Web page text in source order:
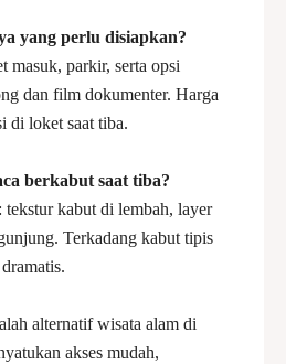
yang perlu disiapkan?
masuk, parkir, serta opsi
dan film dokumenter. Harga
di loket saat tiba.
berkabut saat tiba?
kabut di lembah, layer
Terkadang kabut tipis
alternatif wisata alam di
akses mudah,